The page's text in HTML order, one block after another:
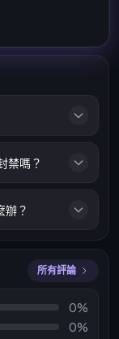
禁嗎？
辦？
所有評論
0%
0%